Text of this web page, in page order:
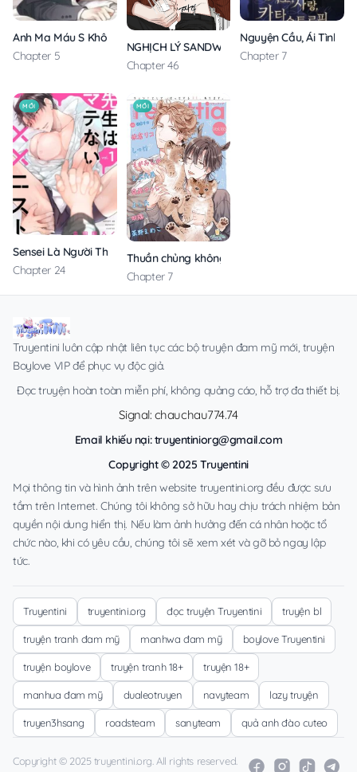
Anh Ma Máu S Không Cho Tôi Ngủ Yên
Chapter 5
NGHỊCH LÝ SANDWICH
Chapter 46
Nguyện Cầu, Ái Tình,
Chapter 7
MỚI
Sensei Là Người Thích Chơi Mông
Chapter 24
MỚI
Thuần chủng không rung động
Chapter 7
Truyentini luôn cập nhật liên tục các bộ truyện đam mỹ mới, truyện
Boylove VIP để phục vụ độc giả.
Đọc truyện hoàn toàn miễn phí, không quảng cáo, hỗ trợ đa thiết bị.
Signal: chauchau774.74
Email khiếu nại:truyentiniorg@gmail.com
Copyright © 2025 Truyentini
Mọi thông tin và hình ảnh trên website truyentini.org đều được sưu
tầm trên Internet. Chúng tôi không sở hữu hay chịu trách nhiệm bản
quyền nội dung hiển thị. Nếu làm ảnh hưởng đến cá nhân hoặc tổ
chức nào, khi có yêu cầu, chúng tôi sẽ xem xét và gỡ bỏ ngay lập
tức.
Truyentini truyentini.org đọc truyện Truyentini truyện bl
truyện tranh đam mỹ manhwa đam mỹ boylove Truyentini
truyện boylove truyện tranh 18+ truyện 18+
manhua đam mỹ dualeotruyen navyteam lazy truyện
truyen3hsang roadsteam sanyteam quả anh đào cuteo
Copyright © 2025 truyentini.org. All rights reserved.